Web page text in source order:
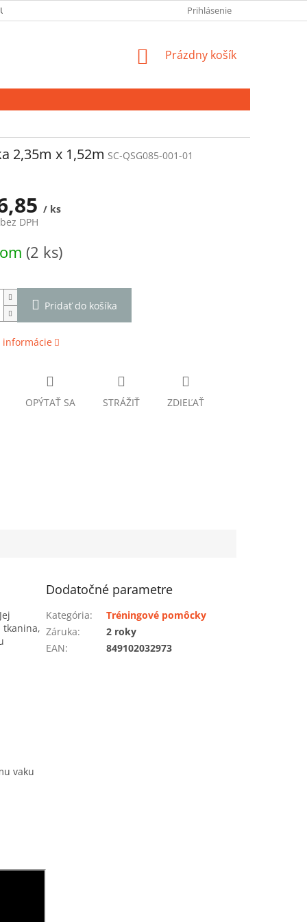
Prihlásenie
NÁKUPNÝ
Prázdny košík
2,35m x 1,52m SC-QSG085-001-01
/ ks
DPH
(2 ks)
Pridať do košíka
informácie
OPÝTAŤ SA STRÁŽIŤ ZDIEĽAŤ
tkanina,
vaku
Dodatočné parametre
Kategória:
Tréningové pomôcky
Záruka:
2 roky
EAN: 849102032973